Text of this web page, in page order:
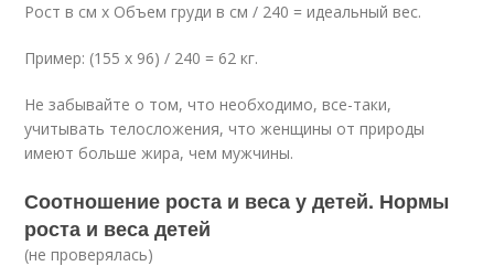
Рост в см х Объем гpyди в см / 240 = идеальный вес.
Пример: (155 x 96) / 240 = 62 кг.
Не забывайте о том, что необходимо, все-таки,
учитывать телосложения, что женщины от природы
имеют больше жира, чем мужчины.
Соотношение роста и веса у детей. Нормы
роста и веса детей
(не проверялась)